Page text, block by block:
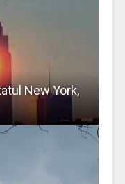
New York,